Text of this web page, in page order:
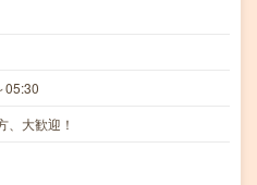
05:30
、大歓迎！